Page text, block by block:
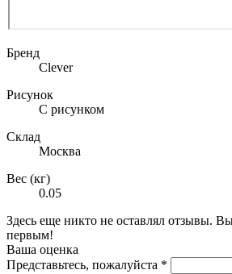
Бренд
Clever
Рисунок
С рисунком
Склад
Москва
Вес (кг)
0.05
Здесь еще никто не оставлял отзывы.
первым!
Ваша оценка
Представьтесь, пожалуйста *